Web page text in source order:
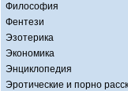
Философия
Фентези
Эзотерика
Экономика
Энциклопедия
Эротические и порно